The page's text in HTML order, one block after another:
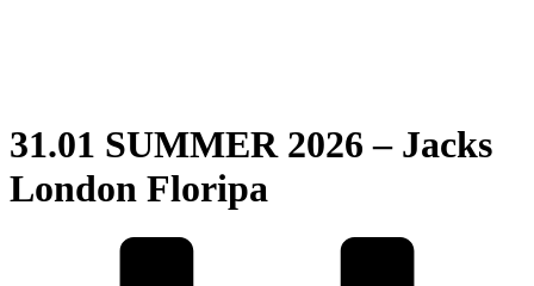
31.01 SUMMER 2026 – Jacks
London Floripa